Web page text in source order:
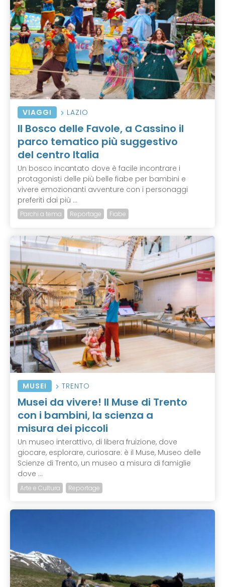
VIAGGI LAZIO
Il Bosco delle Favole, a Cassino il
parco tematico più suggestivo
del centro Italia
Un bosco incantato dove è facile incontrare i
protagonisti delle più belle fiabe per bambini e
vivere emozionanti avventure con i personaggi
preferiti dai più ...
Parchi a tema Reportage Fiabe
MUSEI TRENTO
Musei da vivere! Il Muse di Trento
con i bambini, la scienza a
misura dei piccoli
Un museo interattivo, di libera fruizione, dove
giocare, esplorare, curiosare: è il Muse, Museo delle
Scienze di Trento, un museo a misura di famiglie
dove ...
Arte e Cultura Reportage